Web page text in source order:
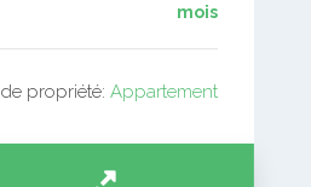
mois
propriété: Appartement